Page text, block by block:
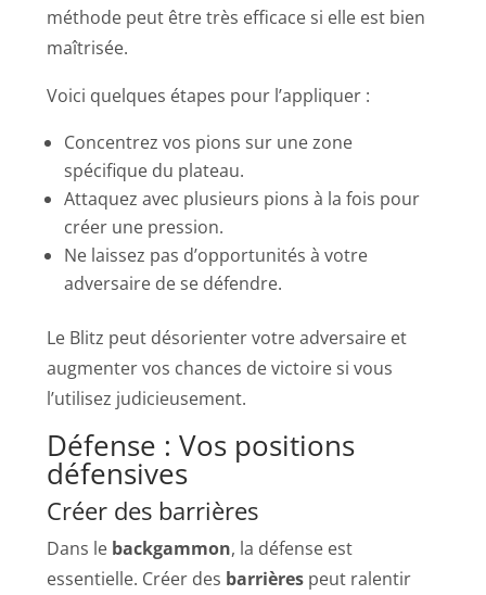
méthode peut être très efficace si elle est bien
maîtrisée.
Voici quelques étapes pour l’appliquer :
Concentrez vos pions sur une zone
spécifique du plateau.
Attaquez avec plusieurs pions à la fois pour
créer une pression.
Ne laissez pas d’opportunités à votre
adversaire de se défendre.
Le Blitz peut désorienter votre adversaire et
augmenter vos chances de victoire si vous
l’utilisez judicieusement.
Défense : Vos positions
défensives
Créer des barrières
Dans le backgammon, la défense est
essentielle. Créer des barrières peut ralentir